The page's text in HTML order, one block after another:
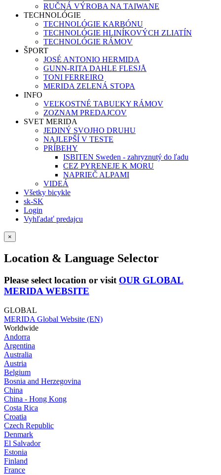
RUČNÁ VÝROBA NA TAIWANE
TECHNOLÓGIE
TECHNOLÓGIE KARBÓNU
TECHNOLÓGIE HLINÍKOVÝCH ZLIATÍN
TECHNOLÓGIE RÁMOV
ŠPORT
JOSÉ ANTONIO HERMIDA
GUNN-RITA DAHLE FLESJÅ
TONI FERREIRO
MERIDA ZELENÁ STOPA
INFO
VEĽKOSTNÉ TABUĽKY RÁMOV
ZOZNAM PREDAJCOV
SVET MERIDA
JEDINÝ SVOJHO DRUHU
NAJLEPŠÍ V TESTE
PRÍBEHY
ISBITEN Sweden - zahryznutý do ľadu
CEZ PYRENEJE K MORU
NAPRIEČ ALPAMI
VIDEÁ
Všetky bicykle
sk-SK
Login
Vyhľadať predajcu
×
Location & Language Selector
Please select location or visit OUR GLOBAL
MERIDA WEBSITE
GLOBAL
MERIDA Global Website (EN)
Worldwide
Andorra
Argentina
Australia
Austria
Belgium
Bosnia and Herzegovina
China
China - Hong Kong
Costa Rica
Croatia
Czech Republic
Denmark
El Salvador
Estonia
Finland
France